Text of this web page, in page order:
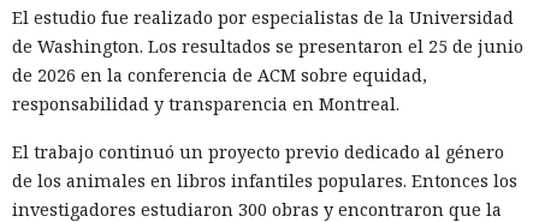
El estudio fue realizado por especialistas de la Universidad
de Washington. Los resultados se presentaron el 25 de junio
de 2026 en la conferencia de ACM sobre equidad,
responsabilidad y transparencia en Montreal.
El trabajo continuó un proyecto previo dedicado al género
de los animales en libros infantiles populares. Entonces los
investigadores estudiaron 300 obras y encontraron que la